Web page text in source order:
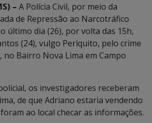
– A Polícia Civil, por meio da
de Repressão ao Narcotráfico
último dia (26), por volta das 15h,
(24), vulgo Periquito, pelo crime
no Bairro Nova Lima em Campo
os investigadores receberam
de que Adriano estaria vendendo
ao local checar as informações.